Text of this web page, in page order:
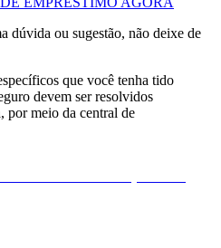
dúvida ou sugestão, não deixe de
que você tenha tido
devem ser resolvidos
por meio da central de